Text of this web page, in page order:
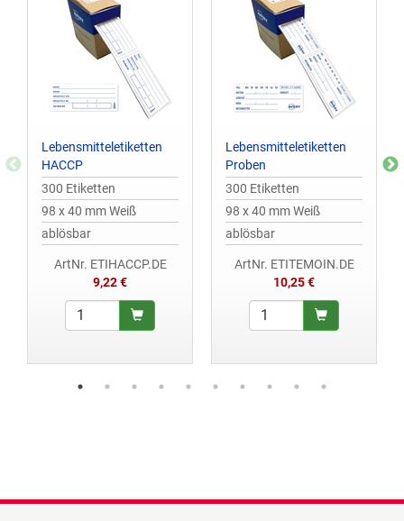
Lebensmitteletiketten
HACCP
300 Etiketten
98 x 40 mm Weiß
ablösbar
ArtNr. ETIHACCP.DE
9,22 €
Lebensmitteletiketten
Proben
300 Etiketten
98 x 40 mm Weiß
ablösbar
ArtNr. ETITEMOIN.DE
10,25 €